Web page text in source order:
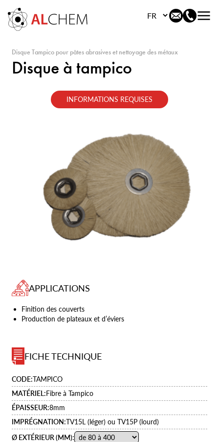
Choisissez votre
Disque Tampico pour pâtes abrasives et nettoyage des métaux
Disque à tampico
INFORMATIONS REQUISES
APPLICATIONS
Finition des couverts
Production de plateaux et d’éviers
FICHE TECHNIQUE
CODE:TAMPICO
MATÉRIEL:Fibre à Tampico
ÉPAISSEUR:8mm
IMPRÉGNATION:TV15L (léger) ou TV15P (lourd)
Ø EXTÉRIEUR (MM):